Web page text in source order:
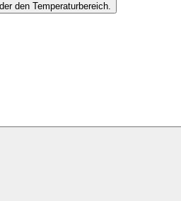
den Temperaturbereich.